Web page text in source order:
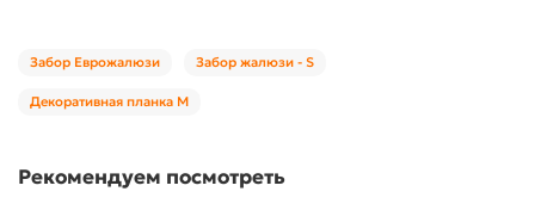
Забор Еврожалюзи Забор жалюзи - S
Декоративная планка М
Рекомендуем посмотреть